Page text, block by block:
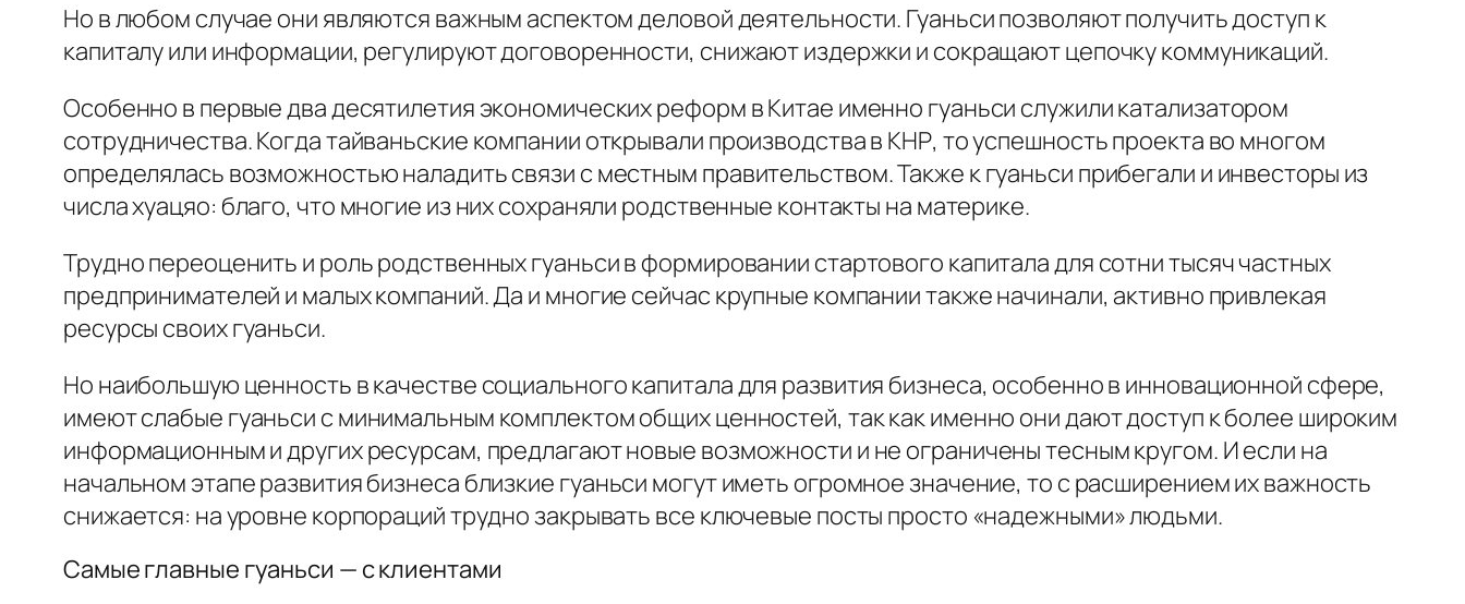
Но в любом случае они являются важным аспектом деловой деятельности. Гуаньсипозволяют получить доступ к
капиталу или информации, регулируют договоренности, снижают издержки и сокращают цепочку коммуникаций.
Особенно в первые два десятилетия экономических реформ в Китае именно гуаньси служили катализатором
сотрудничества. Когда тайваньские компании открывали производства в КНР, то успешность проекта во многом
определялась возможностью наладить связи с местным правительством. Также кгуаньси прибегали и инвесторы из
числахуацяо: благо, что многие из них сохраняли родственные контакты на материке.
Трудно переоценить и роль родственныхгуаньсив формировании стартового капитала для сотни тысяч частных
предпринимателей и малых компаний. Да и многие сейчас крупные компании также начинали, активно привлекая
ресурсы своихгуаньси.
Но наибольшую ценность в качестве социального капитала для развития бизнеса, особенно в инновационной сфере,
имеют слабые гуаньси с минимальным комплектом общих ценностей, так как именно они дают доступ к более широким
информационным и других ресурсам, предлагают новые возможности и не ограничены тесным кругом. И если на
начальном этапе развития бизнеса близкие гуаньси могут иметь огромное значение, то с расширением их важность
снижается: на уровне корпораций трудно закрывать все ключевые посты просто «надежными» людьми.
Самые главные гуаньси — с клиентами